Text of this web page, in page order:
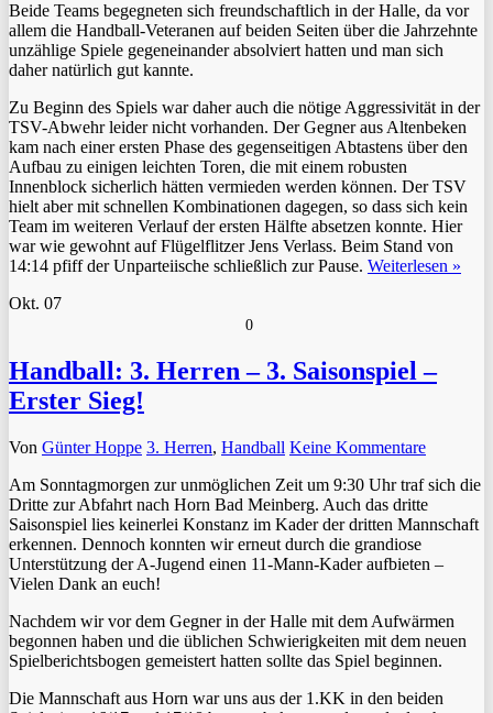
Beide Teams begegneten sich freundschaftlich in der Halle, da vor
allem die Handball-Veteranen auf beiden Seiten über die Jahrzehnte
unzählige Spiele gegeneinander absolviert hatten und man sich
daher natürlich gut kannte.
Zu Beginn des Spiels war daher auch die nötige Aggressivität in der
TSV-Abwehr leider nicht vorhanden. Der Gegner aus Altenbeken
kam nach einer ersten Phase des gegenseitigen Abtastens über den
Aufbau zu einigen leichten Toren, die mit einem robusten
Innenblock sicherlich hätten vermieden werden können. Der TSV
hielt aber mit schnellen Kombinationen dagegen, so dass sich kein
Team im weiteren Verlauf der ersten Hälfte absetzen konnte. Hier
war wie gewohnt auf Flügelflitzer Jens Verlass. Beim Stand von
14:14 pfiff der Unparteiische schließlich zur Pause. Weiterlesen »
Okt. 07
0
Handball: 3. Herren – 3. Saisonspiel –
Erster Sieg!
Von Günter Hoppe 3. Herren, Handball Keine Kommentare
Am Sonntagmorgen zur unmöglichen Zeit um 9:30 Uhr traf sich die
Dritte zur Abfahrt nach Horn Bad Meinberg. Auch das dritte
Saisonspiel lies keinerlei Konstanz im Kader der dritten Mannschaft
erkennen. Dennoch konnten wir erneut durch die grandiose
Unterstützung der A-Jugend einen 11-Mann-Kader aufbieten –
Vielen Dank an euch!
Nachdem wir vor dem Gegner in der Halle mit dem Aufwärmen
begonnen haben und die üblichen Schwierigkeiten mit dem neuen
Spielberichtsbogen gemeistert hatten sollte das Spiel beginnen.
Die Mannschaft aus Horn war uns aus der 1.KK in den beiden